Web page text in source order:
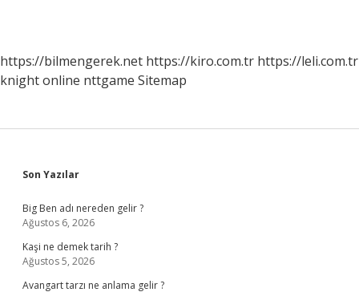
https://bilmengerek.net https://kiro.com.tr https://leli.com.tr
knight online nttgame Sitemap
Sidebar
Son Yazılar
Big Ben adı nereden gelir ?
Ağustos 6, 2026
Kaşi ne demek tarih ?
Ağustos 5, 2026
Avangart tarzı ne anlama gelir ?